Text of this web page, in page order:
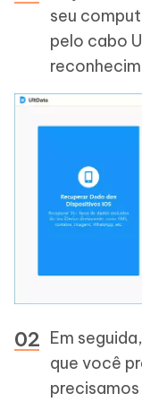
seu
pelo cabo
Em
que você